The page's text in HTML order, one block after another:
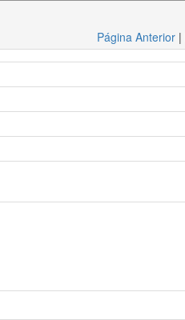
Página Anterior |